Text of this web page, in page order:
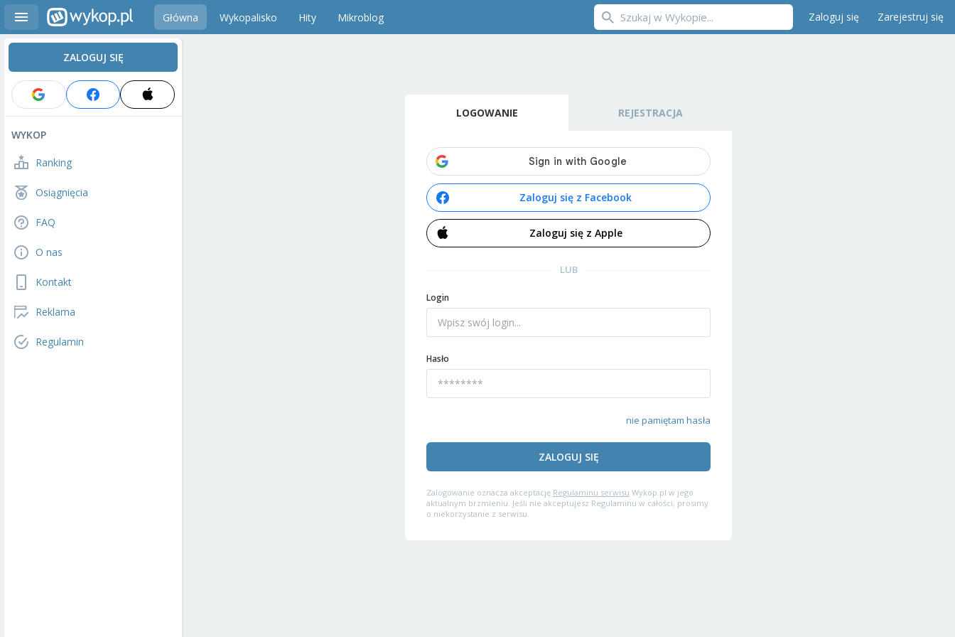
Główna Wykopalisko Hity Mikroblog Zaloguj się Zarejestruj się
ZALOGUJ SIĘ
WYKOP
Ranking
Osiągnięcia
FAQ
O nas
Kontakt
Reklama
Regulamin
LOGOWANIE REJESTRACJA
Zaloguj się z Facebook
Zaloguj się z Apple
LUB
Login
Hasło
nie pamiętam hasła
ZALOGUJ SIĘ
Zalogowanie oznacza akceptację Regulaminu serwisu Wykop.pl w jego
aktualnym brzmieniu. Jeśli nie akceptujesz Regulaminu w całości, prosimy
o niekorzystanie z serwisu.